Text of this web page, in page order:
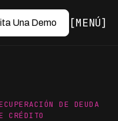
Una Demo MENÚ
DE DEUDA
CRÉDITO